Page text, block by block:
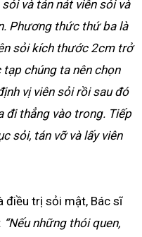
và tán nát viên sỏi và
Phương thức thứ ba là
sỏi kích thước 2cm trở
chúng ta nên chọn
vị viên sỏi rồi sau đó
thẳng vào trong. Tiếp
sỏi, tán vỡ và lấy viên
điều trị sỏi mật, Bác sĩ
“Nếu những thói quen,